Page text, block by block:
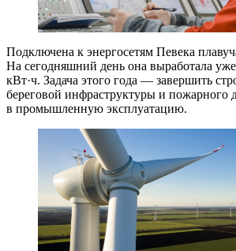
Подключена к энергосетям Певека
На сегодняшний день она выработала
кВт·ч. Задача этого года — ​завершить
береговой инфраструктуры и
в промышленную эксплуатацию.